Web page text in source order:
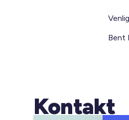
Bent
Kontakt